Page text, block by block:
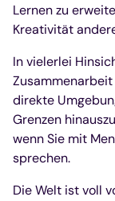
Lernen zu
Kreativität
In vielerlei
direkte
Grenzen
wenn Sie mit
sprechen.
Die Welt ist voll